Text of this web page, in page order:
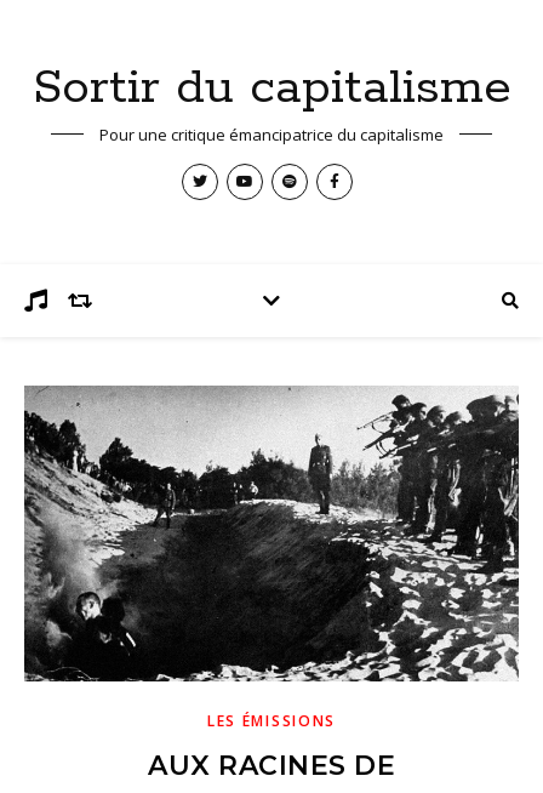
Sortir du capitalisme
Pour une critique émancipatrice du capitalisme
LES ÉMISSIONS
AUX RACINES DE